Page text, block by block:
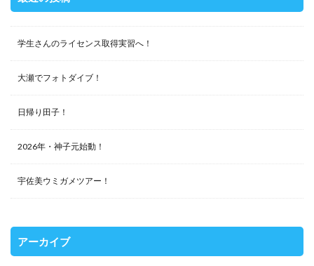
学生さんのライセンス取得実習へ！
大瀬でフォトダイブ！
日帰り田子！
2026年・神子元始動！
宇佐美ウミガメツアー！
アーカイブ